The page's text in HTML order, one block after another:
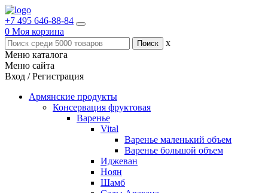
+7 495 646-88-84
0 Моя корзина
x
Меню каталога
Меню сайта
Вход / Регистрация
Армянские продукты
Консервация фруктовая
Варенье
Vital
Варенье маленький объем
Варенье большой объем
Иджеван
Ноян
Шамб